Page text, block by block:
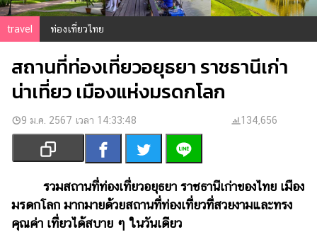
ตรวจ
หวย
ผล
บอล
สด
การ
เงิน
การ
บันเทิง
travel ท่องเที่ยวไทย
สถานที่ท่องเที่ยวอยุธยา ราชธานีเก่า
น่าเที่ยว เมืองแห่งมรดกโลก
9 ม.ค. 2567 เวลา 14:33:48 134,656
รวมสถานที่ท่องเที่ยวอยุธยา ราชธานีเก่าของไทย เมือง
มรดกโลก มากมายด้วยสถานที่ท่องเที่ยวที่สวยงามและทรง
คุณค่า เที่ยวได้สบาย ๆ ในวันเดียว